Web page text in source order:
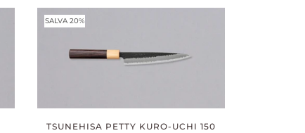
SALVA 20%
TSUNEHISA PETTY KURO-UCHI 150